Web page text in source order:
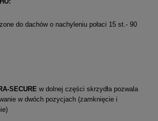
do dachów o nachyleniu połaci 15 st.- 90
SECURE w dolnej części skrzydła pozwala
w dwóch pozycjach (zamknięcie i